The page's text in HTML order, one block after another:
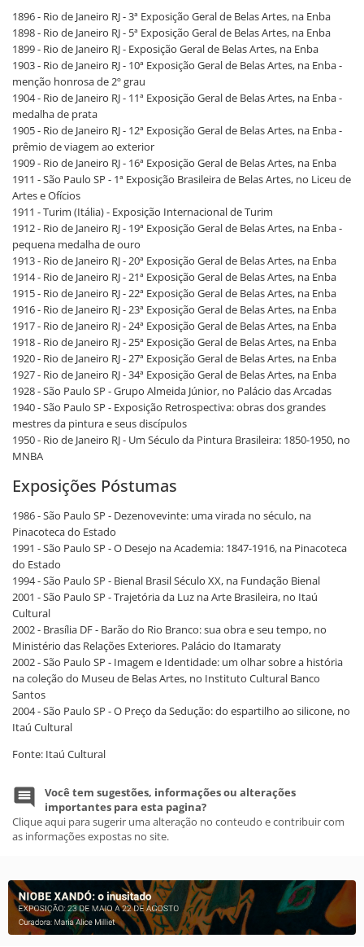
1896 - Rio de Janeiro RJ - 3ª Exposição Geral de Belas Artes, na Enba
1898 - Rio de Janeiro RJ - 5ª Exposição Geral de Belas Artes, na Enba
1899 - Rio de Janeiro RJ - Exposição Geral de Belas Artes, na Enba
1903 - Rio de Janeiro RJ - 10ª Exposição Geral de Belas Artes, na Enba -
menção honrosa de 2º grau
1904 - Rio de Janeiro RJ - 11ª Exposição Geral de Belas Artes, na Enba -
medalha de prata
1905 - Rio de Janeiro RJ - 12ª Exposição Geral de Belas Artes, na Enba -
prêmio de viagem ao exterior
1909 - Rio de Janeiro RJ - 16ª Exposição Geral de Belas Artes, na Enba
1911 - São Paulo SP - 1ª Exposição Brasileira de Belas Artes, no Liceu de
Artes e Ofícios
1911 - Turim (Itália) - Exposição Internacional de Turim
1912 - Rio de Janeiro RJ - 19ª Exposição Geral de Belas Artes, na Enba -
pequena medalha de ouro
1913 - Rio de Janeiro RJ - 20ª Exposição Geral de Belas Artes, na Enba
1914 - Rio de Janeiro RJ - 21ª Exposição Geral de Belas Artes, na Enba
1915 - Rio de Janeiro RJ - 22ª Exposição Geral de Belas Artes, na Enba
1916 - Rio de Janeiro RJ - 23ª Exposição Geral de Belas Artes, na Enba
1917 - Rio de Janeiro RJ - 24ª Exposição Geral de Belas Artes, na Enba
1918 - Rio de Janeiro RJ - 25ª Exposição Geral de Belas Artes, na Enba
1920 - Rio de Janeiro RJ - 27ª Exposição Geral de Belas Artes, na Enba
1927 - Rio de Janeiro RJ - 34ª Exposição Geral de Belas Artes, na Enba
1928 - São Paulo SP - Grupo Almeida Júnior, no Palácio das Arcadas
1940 - São Paulo SP - Exposição Retrospectiva: obras dos grandes
mestres da pintura e seus discípulos
1950 - Rio de Janeiro RJ - Um Século da Pintura Brasileira: 1850-1950, no
MNBA
Exposições Póstumas
1986 - São Paulo SP - Dezenovevinte: uma virada no século, na
Pinacoteca do Estado
1991 - São Paulo SP - O Desejo na Academia: 1847-1916, na Pinacoteca
do Estado
1994 - São Paulo SP - Bienal Brasil Século XX, na Fundação Bienal
2001 - São Paulo SP - Trajetória da Luz na Arte Brasileira, no Itaú
Cultural
2002 - Brasília DF - Barão do Rio Branco: sua obra e seu tempo, no
Ministério das Relações Exteriores. Palácio do Itamaraty
2002 - São Paulo SP - Imagem e Identidade: um olhar sobre a história
na coleção do Museu de Belas Artes, no Instituto Cultural Banco
Santos
2004 - São Paulo SP - O Preço da Sedução: do espartilho ao silicone, no
Itaú Cultural
Fonte: Itaú Cultural
Você tem sugestões, informações ou alterações
importantes para esta pagina?
Clique aqui para sugerir uma alteração no conteudo e contribuir com
as informações expostas no site.